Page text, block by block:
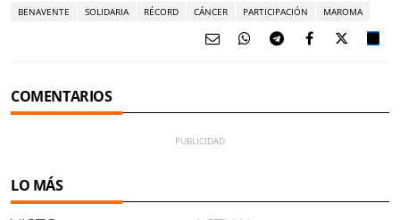
BENAVENTE SOLIDARIA RÉCORD CÁNCER PARTICIPACIÓN MAROMA
COMENTARIOS
LO MÁS